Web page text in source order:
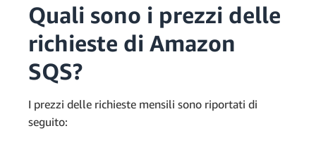
Quali sono i prezzi delle
richieste di Amazon
SQS?
I prezzi delle richieste mensili sono riportati di
seguito: